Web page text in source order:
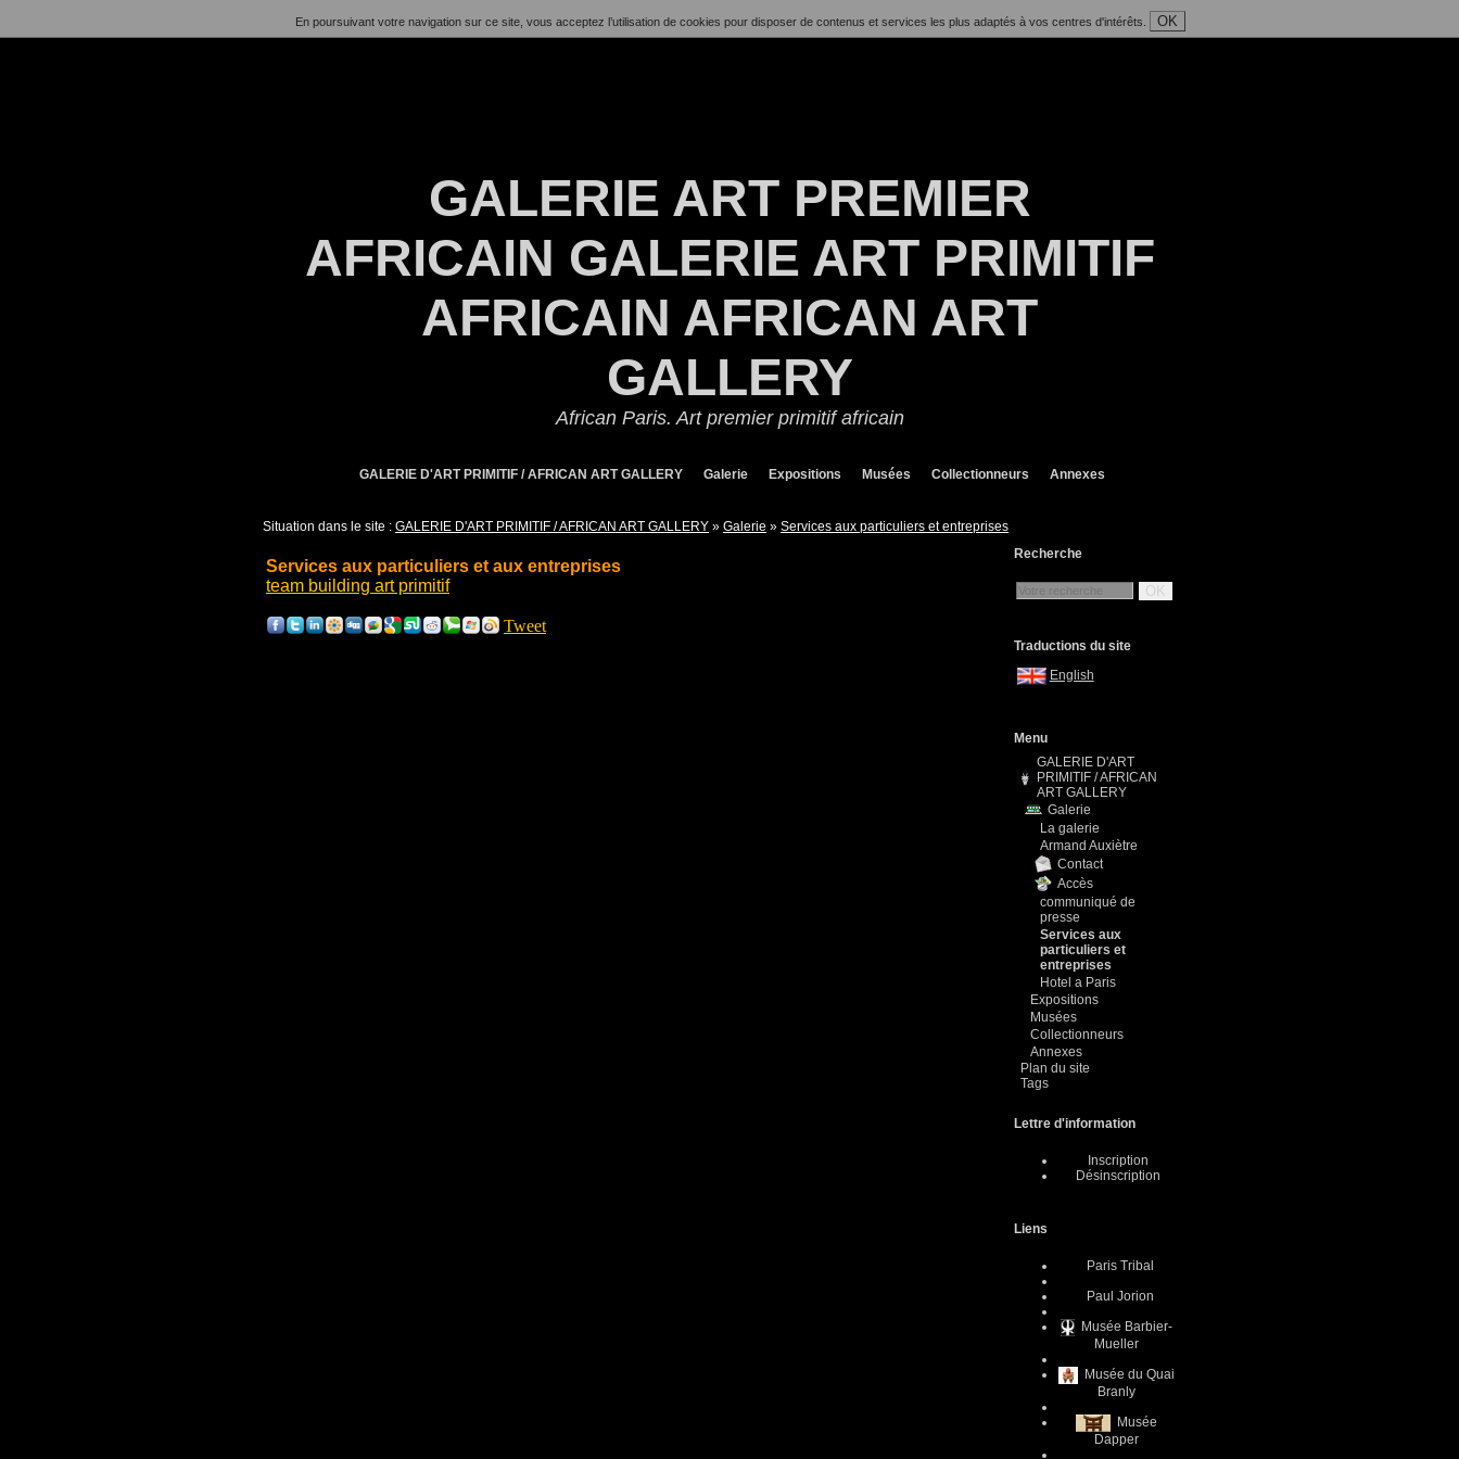
En poursuivant votre navigation sur ce site, vous acceptez l’utilisation de cookies pour disposer de contenus et services les plus adaptés à vos centres d'intérêts. OK
GALERIE ART PREMIER
AFRICAIN GALERIE ART PRIMITIF
AFRICAIN AFRICAN ART
GALLERY
African Paris. Art premier primitif africain
GALERIE D'ART PRIMITIF / AFRICAN ART GALLERY Galerie Expositions Musées Collectionneurs Annexes
Situation dans le site : GALERIE D'ART PRIMITIF / AFRICAN ART GALLERY » Galerie » Services aux particuliers et entreprises
Services aux particuliers et aux entreprises
team building art primitif
Tweet
Recherche
OK
Traductions du site
English
Menu
GALERIE D'ART
PRIMITIF / AFRICAN
ART GALLERY
Galerie
La galerie
Armand Auxiètre
Contact
Accès
communiqué de
presse
Services aux
particuliers et
entreprises
Hotel a Paris
Expositions
Musées
Collectionneurs
Annexes
Plan du site
Tags
Lettre d'information
Inscription
Désinscription
Liens
Paris Tribal
Paul Jorion
Musée Barbier-
Mueller
Musée du Quai
Branly
Musée
Dapper